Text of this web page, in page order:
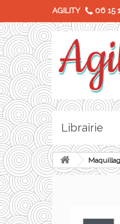
AGILITY 06 15
Librairie